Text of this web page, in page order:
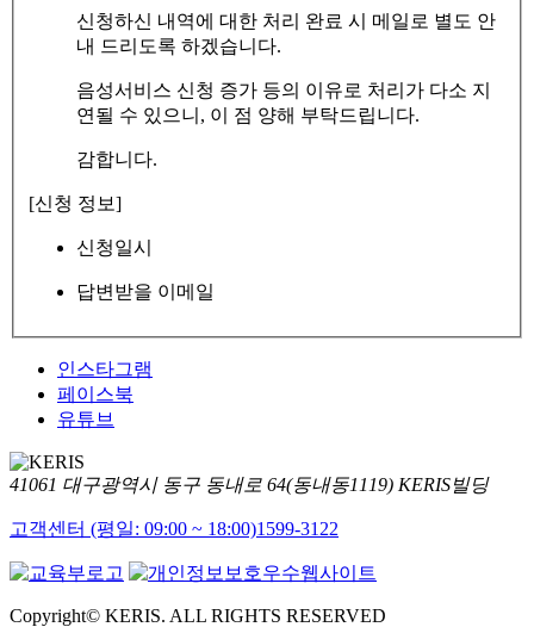
신청하신 내역에 대한 처리 완료 시 메일로 별도 안
내 드리도록 하겠습니다.
음성서비스 신청 증가 등의 이유로 처리가 다소 지
연될 수 있으니, 이 점 양해 부탁드립니다.
감합니다.
[신청 정보]
신청일시
답변받을 이메일
인스타그램
페이스북
유튜브
41061 대구광역시 동구 동내로 64(동내동1119) KERIS빌딩
고객센터 (평일: 09:00 ~ 18:00)1599-3122
Copyright© KERIS. ALL RIGHTS RESERVED